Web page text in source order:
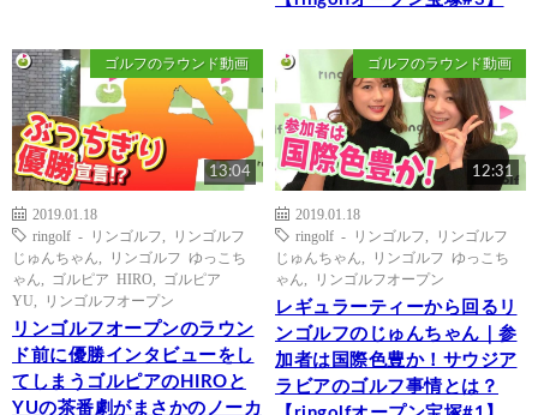
ゴルフのラウンド動画
13:04
2019.01.18
ringolf - リンゴルフ
リンゴルフ
じゅんちゃん
リンゴルフ ゆっこち
ゃん
ゴルピア HIRO
ゴルピア
YU
リンゴルフオープン
リンゴルフオープンのラウン
ド前に優勝インタビューをし
てしまうゴルピアのHIROと
YUの茶番劇がまさかのノーカ
ゴルフのラウンド動画
12:31
2019.01.18
ringolf - リンゴルフ
リンゴルフ
じゅんちゃん
リンゴルフ ゆっこち
ゃん
リンゴルフオープン
レギュラーティーから回るリ
ンゴルフのじゅんちゃん｜参
加者は国際色豊か！サウジア
ラビアのゴルフ事情とは？